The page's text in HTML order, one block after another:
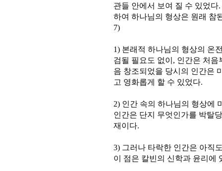
관들 안에서 보여 질 수 있었다
하여 하나님의 형상은 원래 참
7)
1) 본래적 하나님의 형상의 온
검될 필요도 없이, 인간은 처
음 창조되었을 당시의 인간은
고 영화롭게 할 수 있었다.
2) 인간 속의 하나님의 형상에
인간은 단지 무엇인가를 박탈
재이다.
3) 그러나 타락한 인간은 아직
이 점은 칼빈의 신학과 윤리에